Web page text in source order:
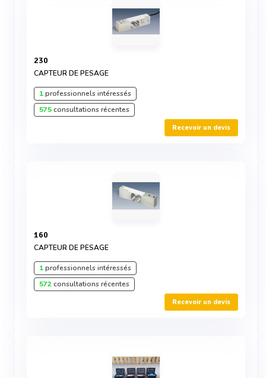
230
CAPTEUR DE PESAGE
1professionnels intéressés
575consultations récentes
Recevoir un devis
160
CAPTEUR DE PESAGE
1professionnels intéressés
572consultations récentes
Recevoir un devis